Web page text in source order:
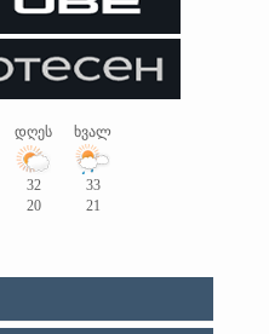
დღეს
ხვალ
32
33
20 21